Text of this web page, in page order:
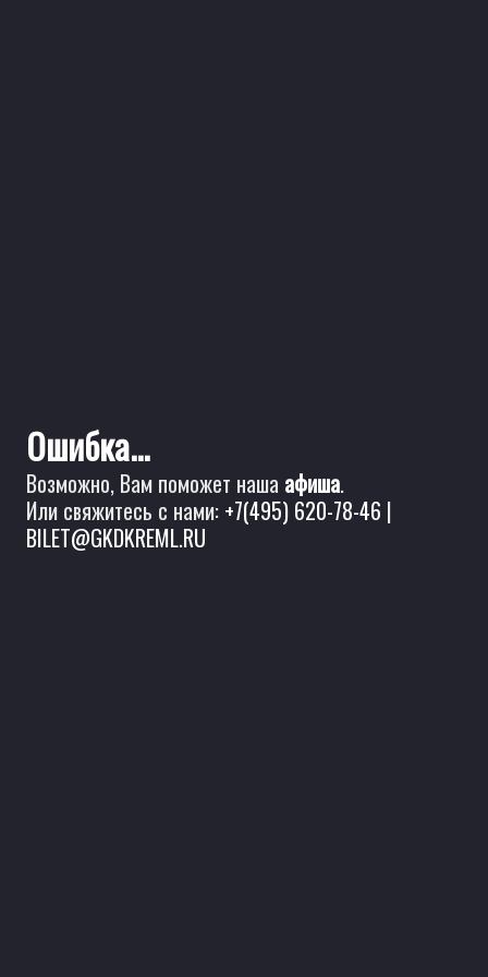
Ошибка...
Возможно, Вам поможет наша афиша.
Или свяжитесь с нами: +7(495) 620-78-46 |
BILET@GKDKREML.RU